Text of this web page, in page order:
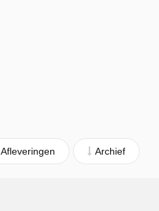
Afleveringen Archief